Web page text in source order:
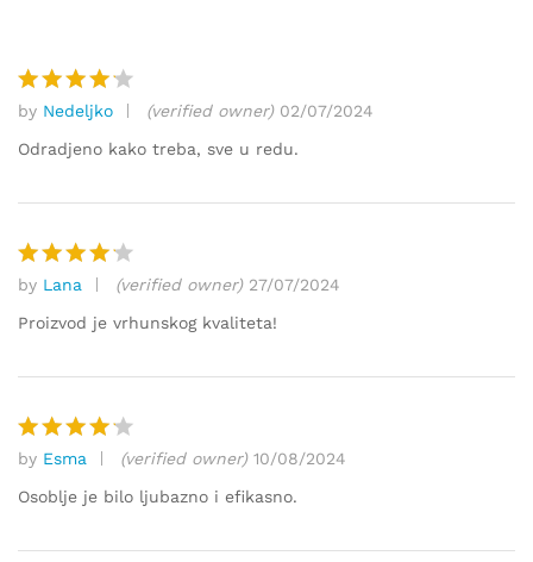
ka)
Ocjenjen
o4od
by Nedeljko (verified owner) 02/07/2024
Odradjeno kako treba, sve u redu.
Ocjenjen
o4od
by Lana (verified owner) 27/07/2024
Proizvod je vrhunskog kvaliteta!
Ocjenjen
o4od
by Esma (verified owner) 10/08/2024
Osoblje je bilo ljubazno i efikasno.